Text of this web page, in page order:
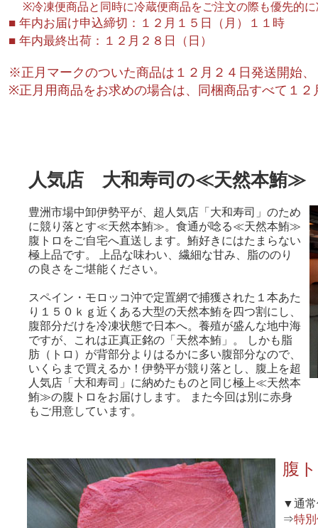
※冷凍便商品と同時に冷蔵便商品をご注文の際も優先的
■ 年内お届け申込締切：１２月１５日（月）１１時
■ 年内最終出荷：１２月２８日（日）
※正月マークのついた商品は１２月２４日発送開始
※正月用商品をお求めの場合は、同梱商品すべて１
人気店 大和寿司の≪天然本鮪≫
豊洲市場中卸伊勢平が、超人気店「大和寿司」のため
に競り落とす≪天然本鮪≫。食通が唸る≪天然本鮪≫
腹トロをご自宅へ直送します。鮪好きにはたまらない
極上品です。 上品な味わい、繊細な甘み、脂ののり
の良さをご堪能ください。
スペイン・モロッコ沖で定置網で捕獲された１本あた
り１５０ｋｇ近くある大型の天然本鮪を四つ割にし、
腹部分だけを冷凍状態で日本へ。養殖が盛んな地中海
ですが、これは正真正銘の「天然本鮪」。 しかも脂
肪（トロ）が背部分よりはるかに多い腹部分なので、
いくらまで買えるか！伊勢平が競り落とし、腹上を超
人気店「大和寿司」に納めたものと同じ極上≪天然本
鮪≫の腹トロをお届けします。 また今回は別に赤身
もご用意しています。
腹
▼通常
⇒特